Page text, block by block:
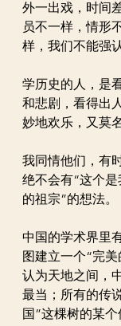
外一出戏，时间
员不一样，情形
样，我们不能强
学历史的人，是
和悲剧，看得出
妙地欢乐，又莫
我同情他们，有
绝不会有“这个
的祖宗”的想法。
中国的学术界里
图建立一个“完美
认为天地之间，
最当；所有的传
国”这棵树的某个